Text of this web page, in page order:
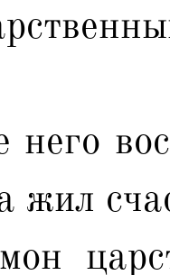
него
жил